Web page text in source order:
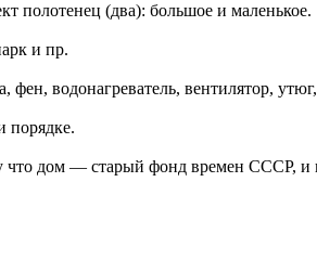
полотенец (два): большое и маленькое.
и пр.
водонагреватель, вентилятор,
порядке.
дом — старый фонд времен СССР, и